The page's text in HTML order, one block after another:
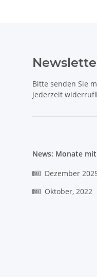
Bitte senden Sie
jederzeit
News: Monate
Dezember
Oktober, 2022